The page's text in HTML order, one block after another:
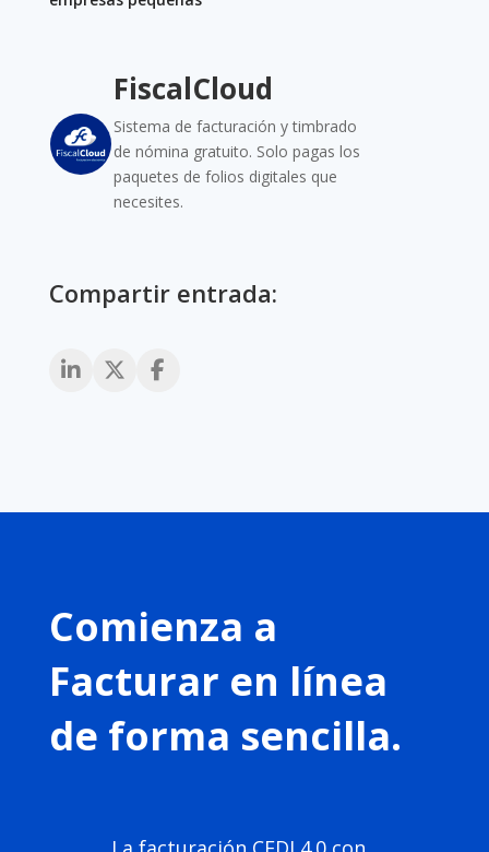
FiscalCloud
Sistema de facturación y timbrado
de nómina gratuito. Solo pagas los
paquetes de folios digitales que
necesites.
Compartir entrada:
Comienza a
Facturar en línea
de forma sencilla.